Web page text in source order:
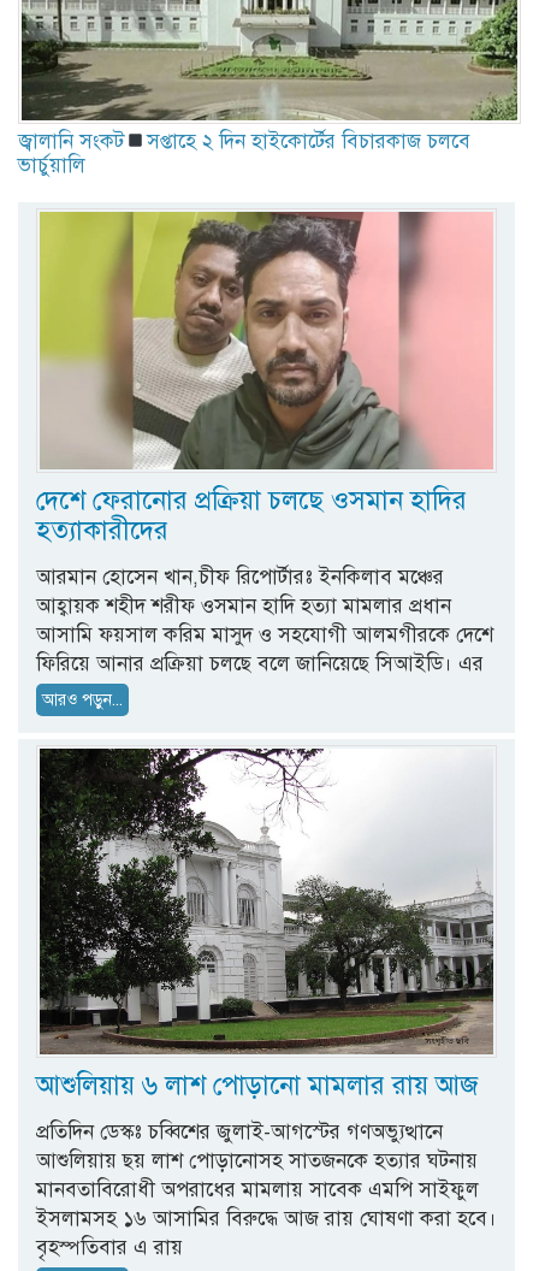
জ্বালানি সংকট
সপ্তাহে ২ দিন হাইকোর্টের বিচারকাজ চলবে
ভার্চুয়ালি
দেশে ফেরানোর প্রক্রিয়া চলছে ওসমান হাদির
হত্যাকারীদের
আরমান হোসেন খান,চীফ রিপোর্টারঃ ইনকিলাব মঞ্চের
আহ্বায়ক শহীদ শরীফ ওসমান হাদি হত্যা মামলার প্রধান
আসামি ফয়সাল করিম মাসুদ ও সহযোগী আলমগীরকে দেশে
ফিরিয়ে আনার প্রক্রিয়া চলছে বলে জানিয়েছে সিআইডি। এর
আরও পড়ুন...
আশুলিয়ায় ৬ লাশ পোড়ানো মামলার রায় আজ
প্রতিদিন ডেস্কঃ চব্বিশের জুলাই-আগস্টের গণঅভ্যুত্থানে
আশুলিয়ায় ছয় লাশ পোড়ানোসহ সাতজনকে হত্যার ঘটনায়
মানবতাবিরোধী অপরাধের মামলায় সাবেক এমপি সাইফুল
ইসলামসহ ১৬ আসামির বিরুদ্ধে আজ রায় ঘোষণা করা হবে।
বৃহস্পতিবার এ রায়